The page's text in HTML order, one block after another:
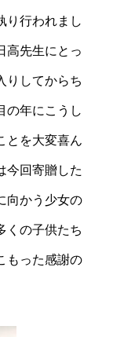
り行われまし
高先生にとっ
りしてからち
の年にこうし
とを大変喜ん
今回寄贈した
向かう少女の
くの子供たち
もった感謝の